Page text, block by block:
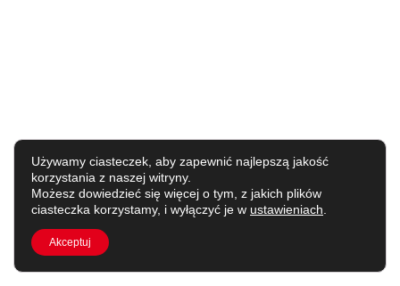
Używamy ciasteczek, aby zapewnić najlepszą jakość
korzystania z naszej witryny.
Możesz dowiedzieć się więcej o tym, z jakich plików
ciasteczka korzystamy, i wyłączyć je w ustawieniach
Akceptuj